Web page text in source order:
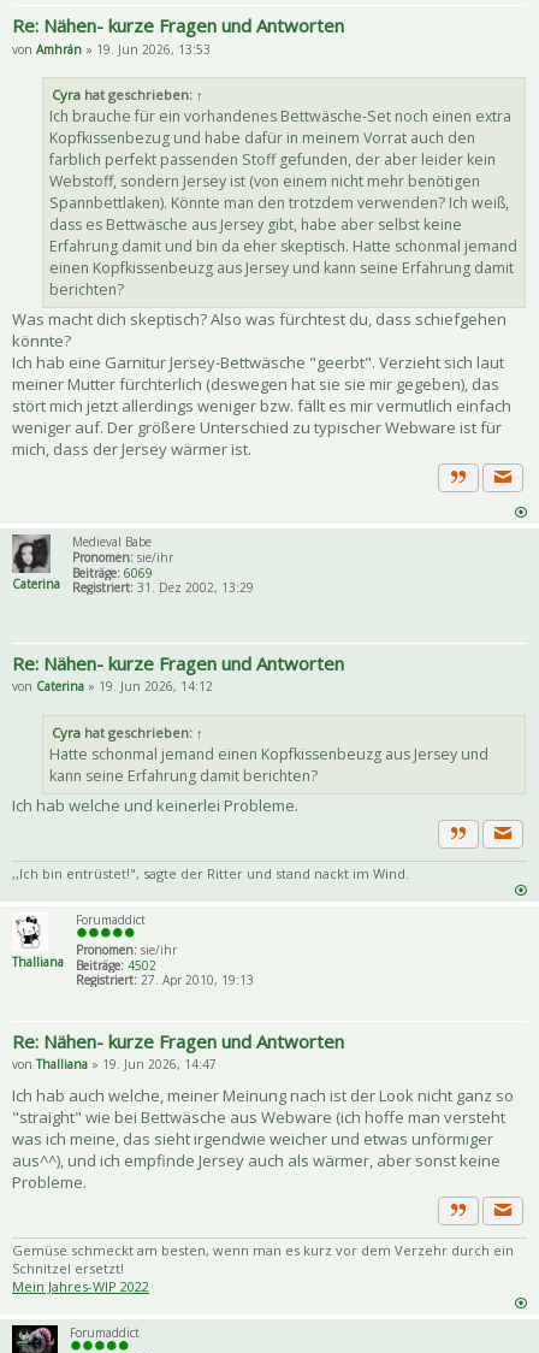
Re: Nähen- kurze Fragen und Antworten
von Amhrán » 19. Jun 2026, 13:53
Cyra hat geschrieben: ↑
Ich brauche für ein vorhandenes Bettwäsche-Set noch einen extra
Kopfkissenbezug und habe dafür in meinem Vorrat auch den
farblich perfekt passenden Stoff gefunden, der aber leider kein
Webstoff, sondern Jersey ist (von einem nicht mehr benötigen
Spannbettlaken). Könnte man den trotzdem verwenden? Ich weiß,
dass es Bettwäsche aus Jersey gibt, habe aber selbst keine
Erfahrung damit und bin da eher skeptisch. Hatte schonmal jemand
einen Kopfkissenbeuzg aus Jersey und kann seine Erfahrung damit
berichten?
Was macht dich skeptisch? Also was fürchtest du, dass schiefgehen
könnte?
Ich hab eine Garnitur Jersey-Bettwäsche "geerbt". Verzieht sich laut
meiner Mutter fürchterlich (deswegen hat sie sie mir gegeben), das
stört mich jetzt allerdings weniger bzw. fällt es mir vermutlich einfach
weniger auf. Der größere Unterschied zu typischer Webware ist für
mich, dass der Jersey wärmer ist.
Zitat
Caterina
Medieval Babe
Pronomen: sie/ihr
Beiträge: 6069
Registriert: 31. Dez 2002, 13:29
Re: Nähen- kurze Fragen und Antworten
von Caterina » 19. Jun 2026, 14:12
Cyra hat geschrieben: ↑
Hatte schonmal jemand einen Kopfkissenbeuzg aus Jersey und
kann seine Erfahrung damit berichten?
Ich hab welche und keinerlei Probleme.
Zitat
,,Ich bin entrüstet!", sagte der Ritter und stand nackt im Wind.
Thalliana
Forumaddict
Pronomen: sie/ihr
Beiträge: 4502
Registriert: 27. Apr 2010, 19:13
Re: Nähen- kurze Fragen und Antworten
vonThalliana » 19. Jun 2026, 14:47
Ich hab auch welche, meiner Meinung nach ist der Look nicht ganz so
"straight" wie bei Bettwäsche aus Webware (ich hoffe man versteht
was ich meine, das sieht irgendwie weicher und etwas unförmiger
aus^^), und ich empfinde Jersey auch als wärmer, aber sonst keine
Probleme.
Zitat
Gemüse schmeckt am besten, wenn man es kurz vor dem Verzehr durch ein
Schnitzel ersetzt!
Mein Jahres-WIP 2022
Forumaddict